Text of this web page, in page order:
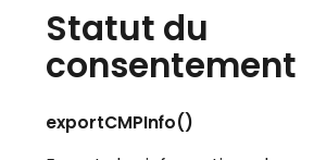
Statut du
consentement
exportCMPInfo()